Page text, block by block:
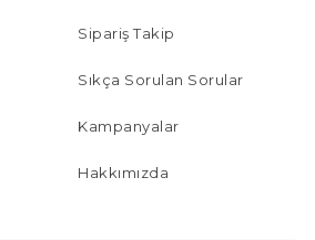
Sipariş Takip
Sıkça Sorulan Sorular
Kampanyalar
Hakkımızda